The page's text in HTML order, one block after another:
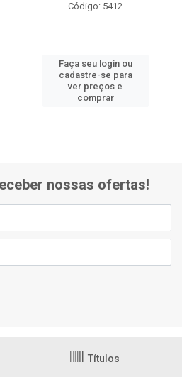
Código: 5412
Faça seu login ou
cadastre-se para
ver preços e
comprar
nossas ofertas!
Títulos